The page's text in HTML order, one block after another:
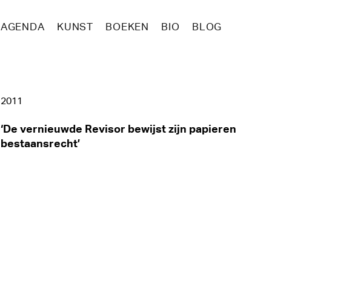
AGENDA KUNST BOEKEN BIO BLOG
2011
‘De vernieuwde Revisor bewijst zijn papieren
bestaansrecht’